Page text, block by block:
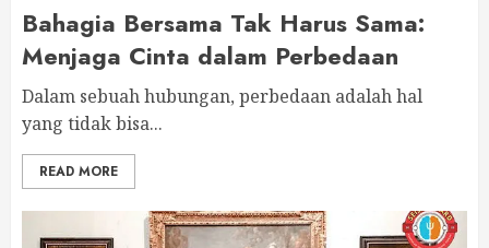
Bahagia Bersama Tak Harus Sama:
Menjaga Cinta dalam Perbedaan
Dalam ­sebuah ­hubungan, perbedaan adalah ­hal
yang tidak ­bisa...
READ MORE